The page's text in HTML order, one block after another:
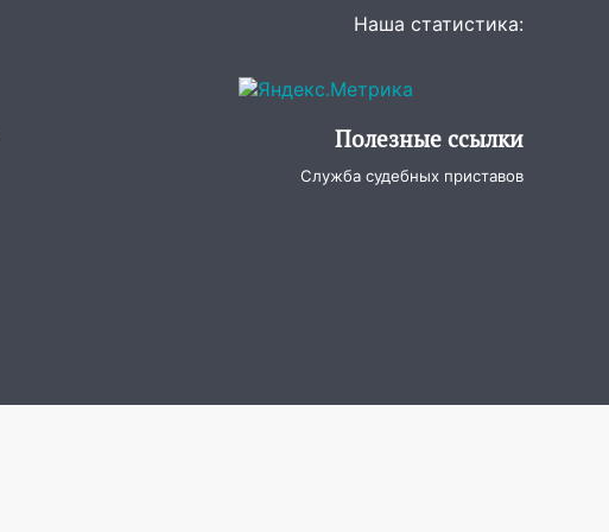
Наша статистика:
Полезные ссылки
Служба судебных приставов